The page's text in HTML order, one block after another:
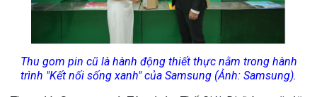
Thu gom pin cũ là hành động thiết thực nằm trong hành
trình "Kết nối sống xanh" của Samsung (Ảnh: Samsung).